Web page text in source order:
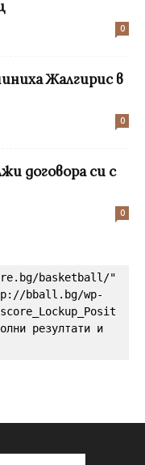
0
Жалгирис в
0
договора си с
0
basketball/"
bball.bg/wp-
резултати и